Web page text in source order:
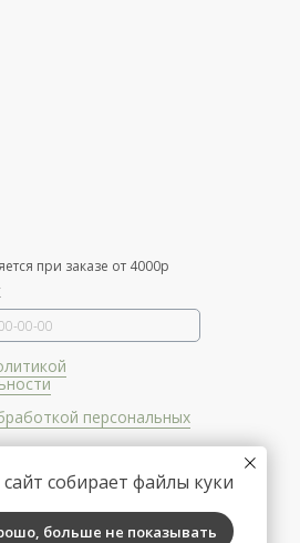
при заказе от 4000р
персональных
собирает файлы куки
больше не показывать